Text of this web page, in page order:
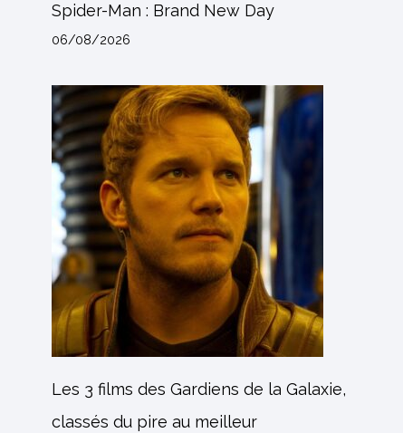
Spider-Man : Brand New Day
06/08/2026
Les 3 films des Gardiens de la Galaxie,
classés du pire au meilleur